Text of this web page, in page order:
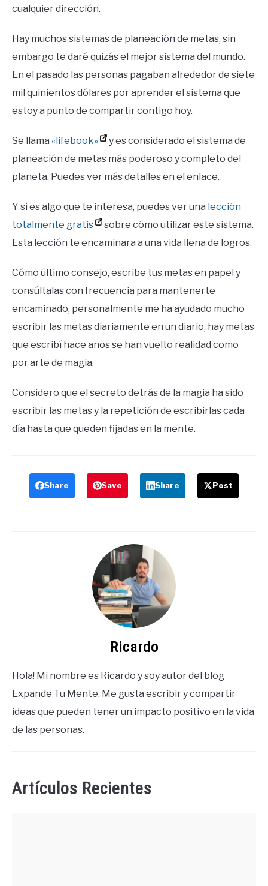
cualquier dirección.
Hay muchos sistemas de planeación de metas, sin
embargo te daré quizás el mejor sistema del mundo.
En el pasado las personas pagaban alrededor de siete
mil quinientos dólares por aprender el sistema que
estoy a punto de compartir contigo hoy.
Se llama «lifebook»
y es considerado el sistema de
planeación de metas más poderoso y completo del
planeta. Puedes ver más detalles en el enlace.
Y si es algo que te interesa, puedes ver una lección
totalmente gratis
sobre cómo utilizar este sistema.
Esta lección te encaminara a una vida llena de logros.
Cómo último consejo, escribe tus metas en papel y
consúltalas con frecuencia para mantenerte
encaminado, personalmente me ha ayudado mucho
escribir las metas diariamente en un diario, hay metas
que escribí hace años se han vuelto realidad como
por arte de magia.
Considero que el secreto detrás de la magia ha sido
escribir las metas y la repetición de escribirlas cada
día hasta que queden fijadas en la mente.
Share Save Share Post
Ricardo
Hola! Mi nombre es Ricardo y soy autor del blog
Expande Tu Mente. Me gusta escribir y compartir
ideas que pueden tener un impacto positivo en la vida
de las personas.
Artículos Recientes